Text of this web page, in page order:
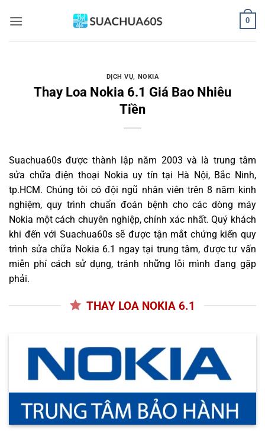
qua
0
DỊCH VỤ, NOKIA
Thay Loa Nokia 6.1 Giá Bao Nhiêu
Tiền
Suachua60s được thành lập năm 2003 và là trung tâm
sửa chữa điện thoại Nokia uy tín tại Hà Nội, Bắc Ninh,
tp.HCM. Chúng tôi có đội ngũ nhân viên trên 8 năm kinh
nghiệm, quy trình chuẩn đoán bệnh cho các dòng máy
Nokia một cách chuyên nghiệp, chính xác nhất. Quý khách
khi đến với Suachua60s sẽ được tận mắt chứng kiến quy
trình sửa chữa Nokia 6.1 ngay tại trung tâm, được tư vấn
miễn phí cách sử dụng, tránh những lỗi mình đang gặp
phải.
THAY LOA NOKIA 6.1